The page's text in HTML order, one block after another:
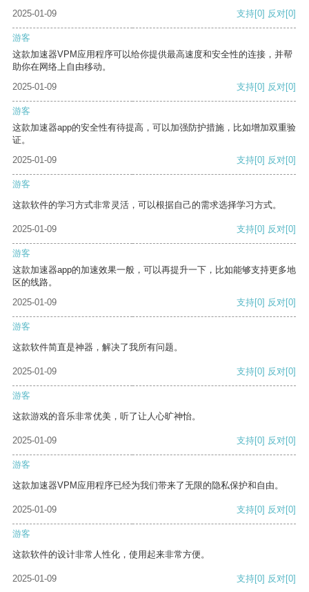
2025-01-09
支持[0] 反对[0]
游客
这款加速器VPM应用程序可以给你提供最高速度和安全性的连接，并帮
助你在网络上自由移动。
2025-01-09
支持[0] 反对[0]
游客
这款加速器app的安全性有待提高，可以加强防护措施，比如增加双重验
证。
2025-01-09
支持[0] 反对[0]
游客
这款软件的学习方式非常灵活，可以根据自己的需求选择学习方式。
2025-01-09 支持[0] 反对[0]
游客
这款加速器app的加速效果一般，可以再提升一下，比如能够支持更多地
区的线路。
2025-01-09
支持[0] 反对[0]
游客
这款软件简直是神器，解决了我所有问题。
2025-01-09 支持[0] 反对[0]
游客
这款游戏的音乐非常优美，听了让人心旷神怡。
2025-01-09 支持[0] 反对[0]
游客
这款加速器VPM应用程序已经为我们带来了无限的隐私保护和自由。
2025-01-09 支持[0] 反对[0]
游客
这款软件的设计非常人性化，使用起来非常方便。
2025-01-09 支持[0] 反对[0]